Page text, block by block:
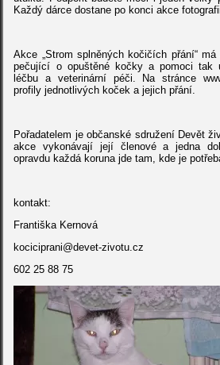
Každý dárce dostane po konci akce
Akce „Strom splněných kočičích přání“
pečující o opuštěné kočky a pomoci tak
léčbu a veterinární péči. Na stránce
profily jednotlivých koček a jejich přání.
Pořadatelem je občanské sdružení Devět
akce vykonávají její členové a jedna
opravdu každá koruna jde tam, kde je
kontakt:
Františka Kernová
kociciprani@devet-zivotu.cz
602 25 88 75